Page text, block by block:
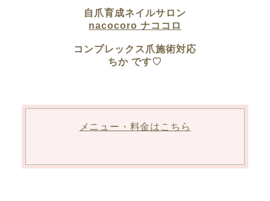
自爪育成ネイルサロン
nacocoro ナココロ
コンプレックス爪施術対応
ちか です♡
メニュー・料金はこちら